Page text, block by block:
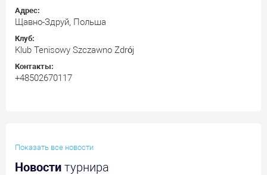
Адрес:
Щавно-Здруй, Польша
Клуб:
Klub Tenisowy Szczawno Zdrój
Контакты:
+48502670117
Показать все новости
Новости турнира